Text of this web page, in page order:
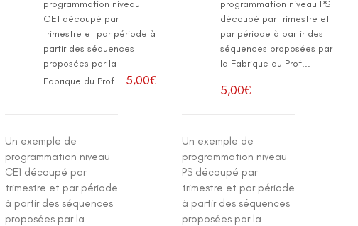
programmation niveau
CE1 découpé par
trimestre et par période à
partir des séquences
proposées par la
Fabrique du Prof... 5,00€
Un exemple de
programmation niveau
CE1 découpé par
trimestre et par période
à partir des séquences
proposées par la
programmation niveau PS
découpé par trimestre et
par période à partir des
séquences proposées par
la Fabrique du Prof...
5,00€
Un exemple de
programmation niveau
PS découpé par
trimestre et par période
à partir des séquences
proposées par la